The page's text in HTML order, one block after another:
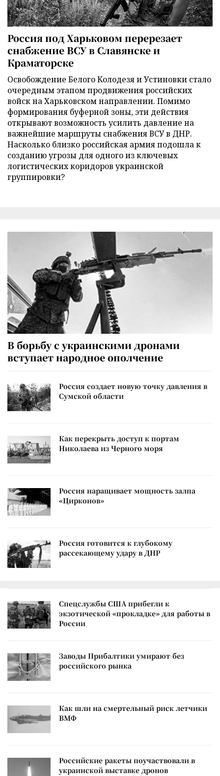
Россия под Харьковом перерезает
снабжение ВСУ в Славянске и
Краматорске
Освобождение Белого Колодезя и Устиновки стало
очередным этапом продвижения российских
войск на Харьковском направлении. Помимо
формирования буферной зоны, эти действия
открывают возможность усилить давление на
важнейшие маршруты снабжения ВСУ в ДНР.
Насколько близко российская армия подошла к
созданию угрозы для одного из ключевых
логистических коридоров украинской
группировки?
В борьбу с украинскими дронами
вступает народное ополчение
Россия создает новую точку давления в
Сумской области
Как перекрыть доступ к портам
Николаева из Черного моря
Россия наращивает мощность залпа
«Цирконов»
Россия готовится к глубокому
рассекающему удару в ДНР
Спецслужбы США прибегли к
экзотической «прокладке» для работы в
России
Заводы Прибалтики умирают без
российского рынка
Как шли на смертельный риск летчики
ВМФ
Российские ракеты поучаствовали в
украинской выставке дронов